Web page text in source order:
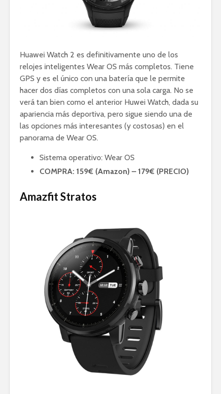
Huawei Watch 2 es definitivamente uno de los
relojes inteligentes Wear OS más completos. Tiene
GPS y es el único con una batería que le permite
hacer dos días completos con una sola carga. No se
verá tan bien como el anterior Huwei Watch, dada su
apariencia más deportiva, pero sigue siendo una de
las opciones más interesantes (y costosas) en el
panorama de Wear OS.
Sistema operativo: Wear OS
COMPRA: 159€ (Amazon) – 179€ (PRECIO)
Amazfit Stratos